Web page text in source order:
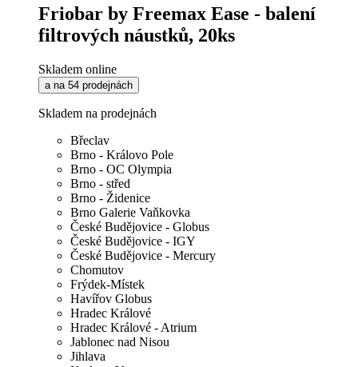
Friobar by Freemax Ease - balení
filtrových náustků, 20ks
Skladem online
a na 54 prodejnách
Skladem na prodejnách
Břeclav
Brno - Královo Pole
Brno - OC Olympia
Brno - střed
Brno - Židenice
Brno Galerie Vaňkovka
České Budějovice - Globus
České Budějovice - IGY
České Budějovice - Mercury
Chomutov
Frýdek-Místek
Havířov Globus
Hradec Králové
Hradec Králové - Atrium
Jablonec nad Nisou
Jihlava